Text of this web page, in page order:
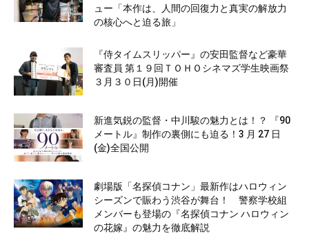
ュー「本作は、人間の回復力と真実の解放力
の核心へと迫る旅」
『侍タイムスリッパー』の安田監督など豪華
審査員 第１９回ＴＯＨＯシネマズ学生映画祭
３月３０日(月)開催
新進気鋭の監督・中川駿の魅力とは！？ 『90
メートル』制作の裏側にも迫る！3 月 27 日
(金)全国公開
劇場版「名探偵コナン」最新作はハロウィン
シーズンで賑わう渋谷が舞台！ 警察学校組
メンバーも登場の『名探偵コナン ハロウィン
の花嫁』の魅力を徹底解説